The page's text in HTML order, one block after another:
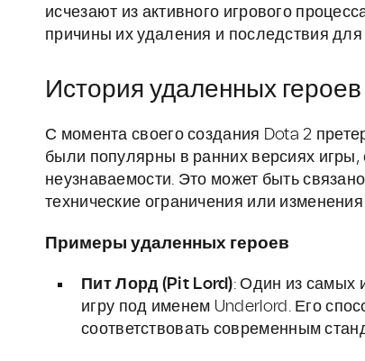
исчезают из активного игрового
причины их удаления и последствия
История удаленных героев
С момента своего создания Dota 2
были популярны в ранних версиях
неузнаваемости. Это может быть
технические ограничения или
Примеры удаленных героев
Пит Лорд (Pit Lord): Один из самых
игру под именем Underlord. Его
соответствовать современным